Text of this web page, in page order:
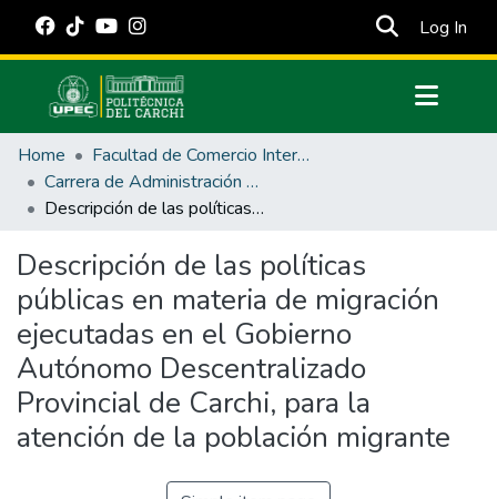
Log In
Communities & Collections
All of DSpace
Statistics
Estadísticas Externas
Manuales
Home
Facultad de Comercio Internacional, Integración, Administración y Economía Empresarial
Carrera de Administración Pública
Descripción de las políticas públicas en materia de migración ejecutadas en el Gobierno Autónomo Descentralizado Provincial de Carchi, para la atención de la población migrante
Descripción de las políticas
públicas en materia de migración
ejecutadas en el Gobierno
Autónomo Descentralizado
Provincial de Carchi, para la
atención de la población migrante